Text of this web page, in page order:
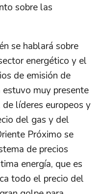
sobre las
se hablará sobre
energético y el
de emisión de
muy presente
líderes europeos y
del gas y del
Próximo se
de precios
energía, que es
todo el precio del